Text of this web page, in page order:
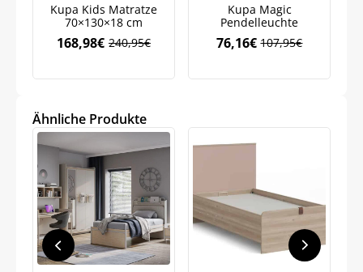
Kupa Kids Matratze
70×130×18 cm
240,95€
Ursprünglicher
war:
168,98€Aktueller
ist:
Kupa Magic
Pendelleuchte
107,95€
Ursprünglicher
war:
76,16€ Aktueller
ist:
Ähnliche Produkte
auf Ihre erste Bestellung sichern!
Bleiben Sie auf dem Laufenden über
Neuigkeiten und Angebote.
Weitere Informationen darüber, wie wir Ihre Daten für
Marketingkommunikation verarbeiten. Lesen Sie unsere
Datenschutzrichtlinie.